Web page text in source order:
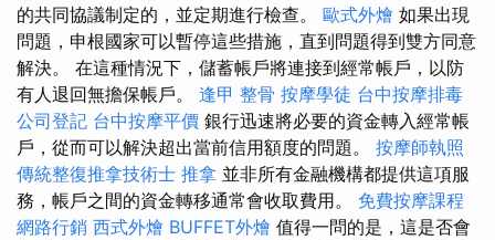
的共同協議制定的，並定期進行檢查。 歐式外燴 如果出現
問題，申根國家可以暫停這些措施，直到問題得到雙方同意
解決。 在這種情況下，儲蓄帳戶將連接到經常帳戶，以防
有人退回無擔保帳戶。 逢甲 整骨 按摩學徒 台中按摩排毒
公司登記 台中按摩平價 銀行迅速將必要的資金轉入經常帳
戶，從而可以解決超出當前信用額度的問題。 按摩師執照
傳統整復推拿技術士 推拿 並非所有金融機構都提供這項服
務，帳戶之間的資金轉移通常會收取費用。 免費按摩課程
網路行銷 西式外燴 BUFFET外燴 值得一問的是，這是否會